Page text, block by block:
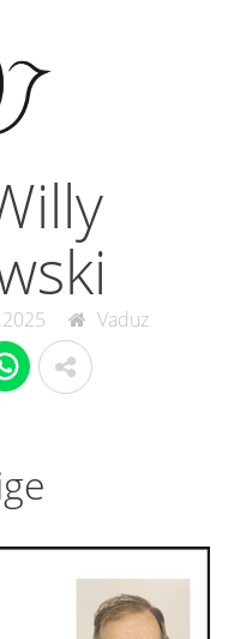
Vaduz